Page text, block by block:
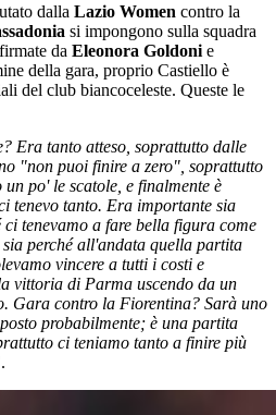
dalla Lazio Women contro la
si impongono sulla squadra
da Eleonora Goldoni e
della gara, proprio Castiello è
del club biancoceleste. Queste le
Era tanto atteso, soprattutto dalle
"non puoi finire a zero", soprattutto
po' le scatole, e finalmente è
tenevo tanto. Era importante sia
ci tenevamo a fare bella figura come
perché all'andata quella partita
vincere a tutti i costi e
vittoria di Parma uscendo da un
Gara contro la Fiorentina? Sarà uno
probabilmente; è una partita
ci teniamo tanto a finire più